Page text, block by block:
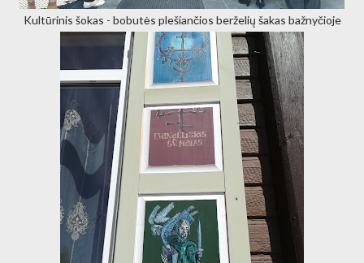
Kultūrinis šokas - bobutės plešiančios berželių šakas bažnyčioje